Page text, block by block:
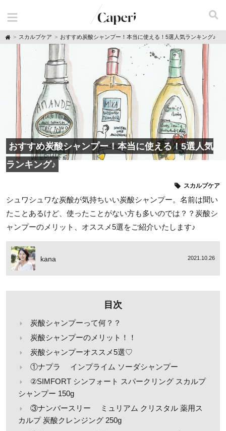
H
スカルプケア おすすめ炭酸シャンプー！本当に使える！5選人気ランキング♪
おすすめ炭酸シャンプー！本当に使える！5選人気
ランキング♪
スカルプケア
シュワシュワな炭酸が気持ちいい炭酸シャンプー。名前は聞い
たことあるけど、使ったことがない方も多いのでは？？炭酸シ
ャンプーのメリット、オススメ5選をご紹介いたします♪
kana 2021.10.26
目次
炭酸シャンプーって何？？
炭酸シャンプーのメリット！！
炭酸シャンプーオススメ5選♡
①ナプラ インプライム ソーダシャンプー
②SIMFORT シンフォート スパークリング スカルプ
シャンプー 150g
③ナンバースリー ミュリアム クリスタル 薬用ス
カルプ 炭酸クレンジング 250g